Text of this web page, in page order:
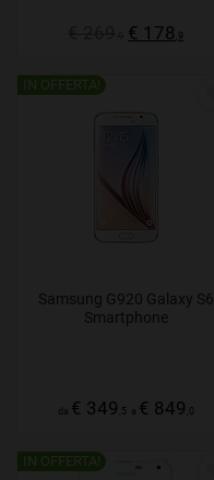
€ 178 ,9
IN OFFERTA!
Samsung G920 Galaxy S6
Smartphone
da € 349 ,5 a € 849 ,0
IN OFFERTA!